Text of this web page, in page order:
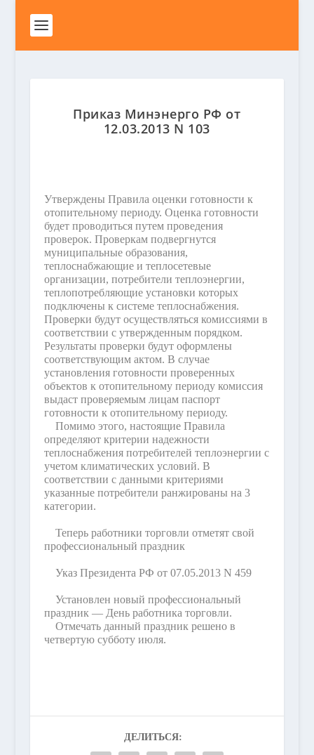
Приказ Минэнерго РФ от
12.03.2013 N 103
Утверждены Правила оценки готовности к
отопительному периоду. Оценка готовности
будет проводиться путем проведения
проверок. Проверкам подвергнутся
муниципальные образования,
теплоснабжающие и теплосетевые
организации, потребители теплоэнергии,
теплопотребляющие установки которых
подключены к системе теплоснабжения.
Проверки будут осуществляться комиссиями в
соответствии с утвержденным порядком.
Результаты проверки будут оформлены
соответствующим актом. В случае
установления готовности проверенных
объектов к отопительному периоду комиссия
выдаст проверяемым лицам паспорт
готовности к отопительному периоду.
Помимо этого, настоящие Правила
определяют критерии надежности
теплоснабжения потребителей теплоэнергии с
учетом климатических условий. В
соответствии с данными критериями
указанные потребители ранжированы на 3
категории.
Теперь работники торговли отметят свой
профессиональный праздник
Указ Президента РФ от 07.05.2013 N 459
Установлен новый профессиональный
праздник — День работника торговли.
Отмечать данный праздник решено в
четвертую субботу июля.
ДЕЛИТЬСЯ: